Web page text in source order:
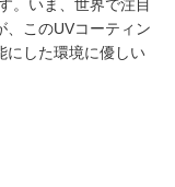
。いま、世界で注目
、このUVコーティン
にした環境に優しい